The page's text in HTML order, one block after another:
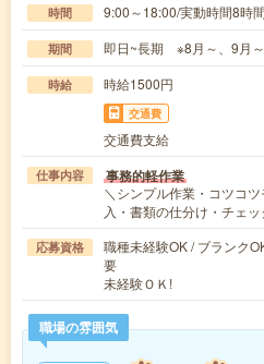
時間 9:00～18:00/実動時間8時
期間 即日~長期 ※8月～、9月～
時給 時給1500円
交通費
交通費支給
仕事内容 事務的軽作業
＼シンプル作業・コツコ
入・書類の仕分け・チェ
応募資格
職種未経験OK / ブランク
要
未経験ＯＫ!
職場の雰囲気